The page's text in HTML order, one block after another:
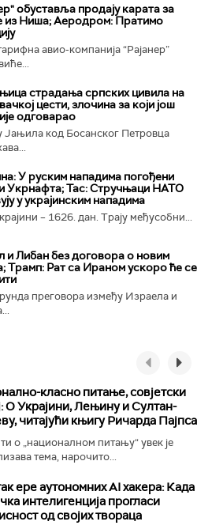
обуставља продају карата за
из Ниша; Аеродром: Пратимо
авио-компанија “Рајанер”
страдања српских цивила на
цести, злочина за који још
одговарао
Јањила код Босанског Петровца
У руским нападима погођени
Укрнафта; Тас: Стручњаци НАТО
у украјинским нападима
– 1626. дан. Трају међусобни...
и Либан без договора о новим
Трамп: Рат са Ираном ускоро ће се
преговора између Израела и
класнo питање, совјетски
О Украјини, Лењину и Султан-
читајући књигу Ричарда Пајпса
о „националном питању“ увек је
тема, нарочито...
ере аутономних AI хакера: Када
интелигенција прогласи
од својих твораца